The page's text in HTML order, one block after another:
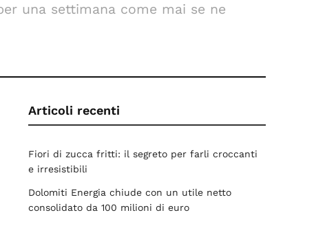
una settimana come mai se ne
Articoli recenti
Fiori di zucca fritti: il segreto per farli croccanti
e irresistibili
Dolomiti Energia chiude con un utile netto
consolidato da 100 milioni di euro